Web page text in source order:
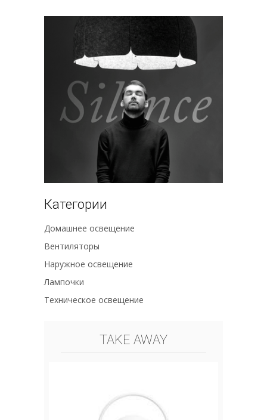
Категории
Домашнее освещение
Вентиляторы
Наружное освещение
Лампочки
Техническое освещение
TAKE AWAY